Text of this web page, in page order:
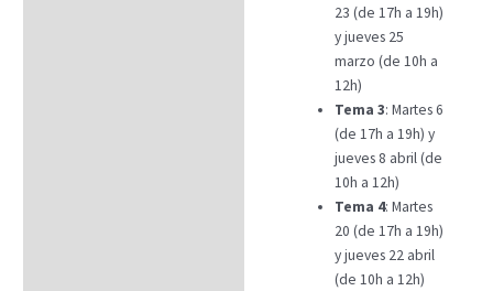
23 (de 17h a 19h)
y jueves 25
marzo (de 10h a
12h)
Tema 3: Martes 6
(de 17h a 19h) y
jueves 8 abril (de
10h a 12h)
Tema 4: Martes
20 (de 17h a 19h)
y jueves 22 abril
(de 10h a 12h)